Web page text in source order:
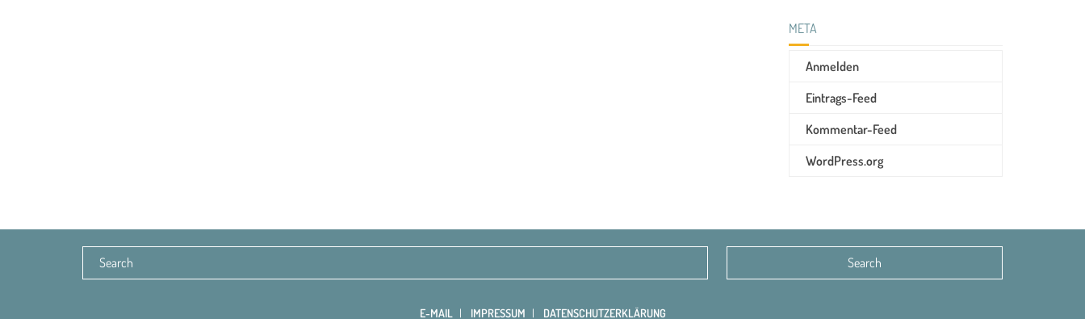
META
Anmelden
Eintrags-Feed
Kommentar-Feed
WordPress.org
E-MAIL IMPRESSUM DATENSCHUTZERKLÄRUNG